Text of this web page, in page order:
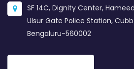
SF 14C, Dignity Center,
Ulsur Gate Police Station,
Bengaluru-560002